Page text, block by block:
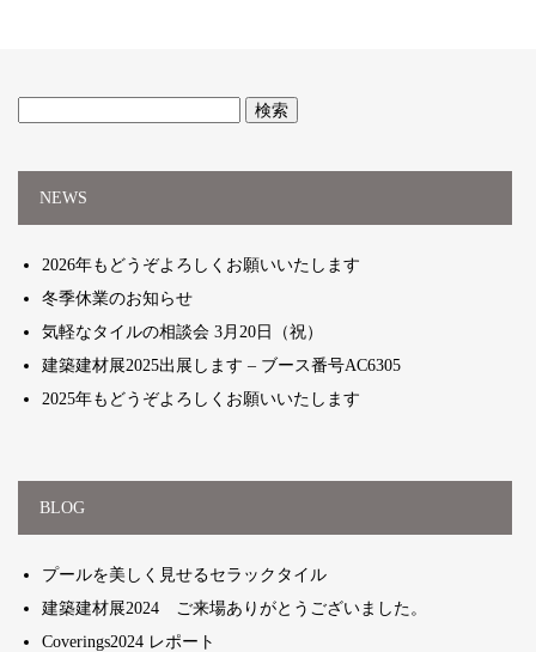
検
索:
NEWS
2026年もどうぞよろしくお願いいたします
冬季休業のお知らせ
気軽なタイルの相談会 3月20日（祝）
建築建材展2025出展します – ブース番号AC6305
2025年もどうぞよろしくお願いいたします
BLOG
プールを美しく見せるセラックタイル
建築建材展2024 ご来場ありがとうございました。
Coverings2024 レポート